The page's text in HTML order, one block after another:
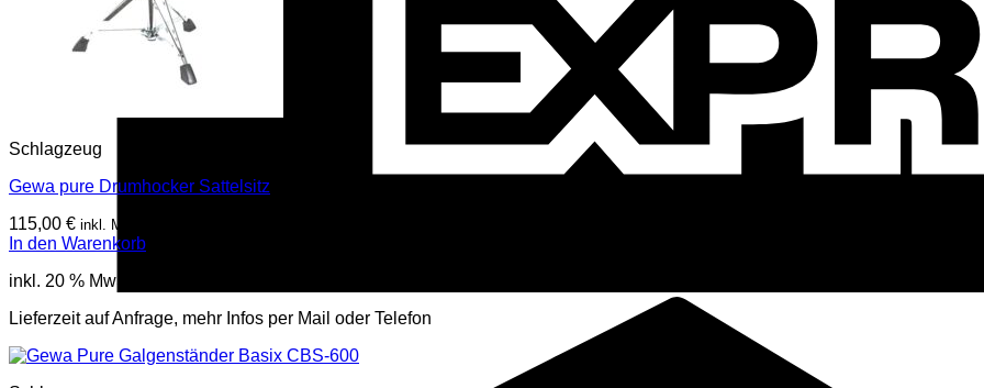
Schlagzeug
Gewa pure Drumhocker Sattelsitz
115,00 € inkl. Mwst
In den Warenkorb
inkl. 20 % MwSt.
Lieferzeit auf Anfrage, mehr Infos per Mail oder Telefon